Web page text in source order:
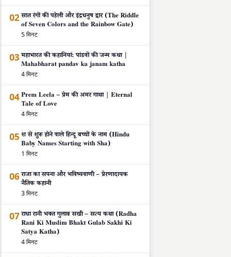
02 सात रंगों की पहेली और इंद्रधनुष द्वार (The Riddle
of Seven Colors and the Rainbow Gate)
5 मिनट
03 महाभारत की कहानियां: पांडवों की जन्म कथा |
Mahabharat pandav ka janam katha
4 मिनट
04 Prem Leela – प्रेम की अमर गाथा | Eternal
Tale of Love
4 मिनट
05 श से शुरू होने वाले हिन्दू बच्चों के नाम (Hindu
Baby Names Starting with Sha)
1 मिनट
06 राजा का सपना और भविष्यवाणी – प्रेरणादायक
नैतिक कहानी
3 मिनट
07 राधा रानी भक्त गुलाब सखी – सत्य कथा (Radha
Rani Ki Muslim Bhakt Gulab Sakhi Ki
Satya Katha)
4 मिनट